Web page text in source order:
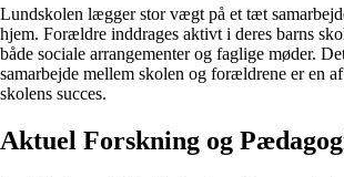
Lundskolen lægger stor vægt på et tæt
hjem. Forældre inddrages aktivt i deres barns
både sociale arrangementer og faglige møder.
samarbejde mellem skolen og forældrene er en
skolens succes.
Aktuel Forskning og